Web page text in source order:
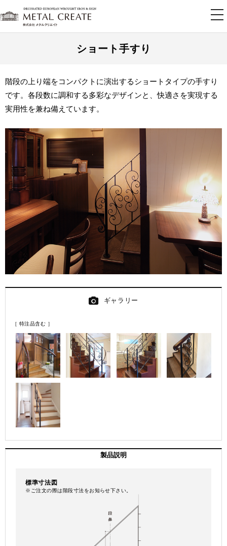
ショート手すり
階段の上り端をコンパクトに演出するショートタイプの手すり
です。各段数に調和する多彩なデザインと、快適さを実現する
実用性を兼ね備えています。
ギャラリー
［ 特注品含む ］
製品説明
標準寸法図
※ご注文の際は階段寸法をお知らせ下さい。